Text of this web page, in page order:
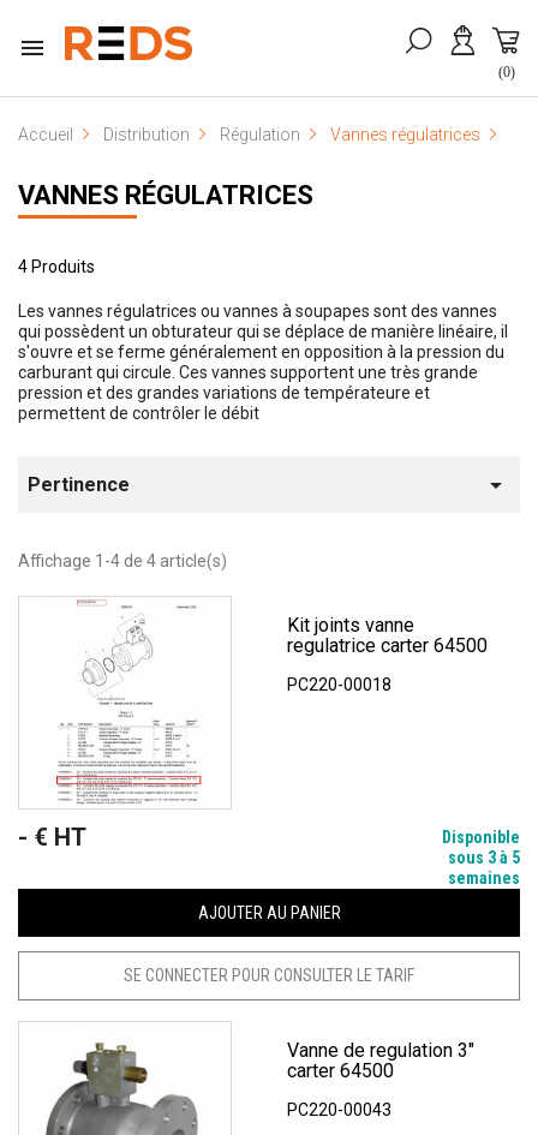

(0)
Accueil Distribution Régulation Vannes régulatrices
VANNES RÉGULATRICES
4 Produits
Les vannes régulatrices ou vannes à soupapes sont des vannes
qui possèdent un obturateur qui se déplace de manière linéaire, il
s'ouvre et se ferme généralement en opposition à la pression du
carburant qui circule. Ces vannes supportent une très grande
pression et des grandes variations de températeure et
permettent de contrôler le débit
Pertinence 
Affichage 1-4 de 4 article(s)
Kit joints vanne
regulatrice carter 64500
PC220-00018
Prix
- € HT
Disponible
sous 3 à 5
semaines
AJOUTER AU PANIER
SE CONNECTER POUR CONSULTER LE TARIF
Vanne de regulation 3"
carter 64500
PC220-00043